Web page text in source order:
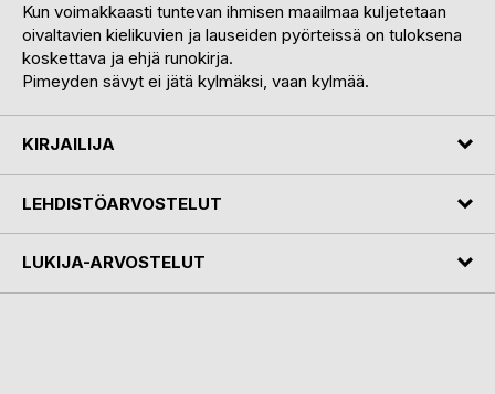
Kun voimakkaasti tuntevan ihmisen maailmaa kuljetetaan
oivaltavien kielikuvien ja lauseiden pyörteissä on tuloksena
koskettava ja ehjä runokirja.
Pimeyden sävyt ei jätä kylmäksi, vaan kylmää.
KIRJAILIJA
LEHDISTÖARVOSTELUT
LUKIJA-ARVOSTELUT